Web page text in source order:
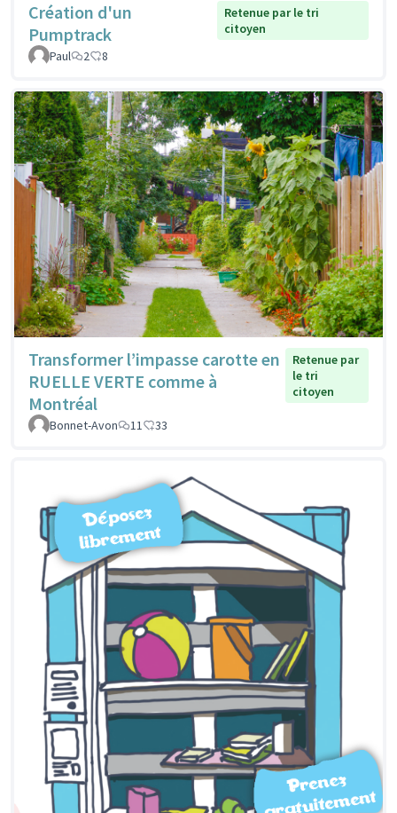
Création d'un
Pumptrack
Retenue par le tri
citoyen
Paul
2 8
Transformer l’impasse carotte en
RUELLE VERTE comme à
Montréal
Retenue par
le tri
citoyen
Bonnet-Avon 11 33